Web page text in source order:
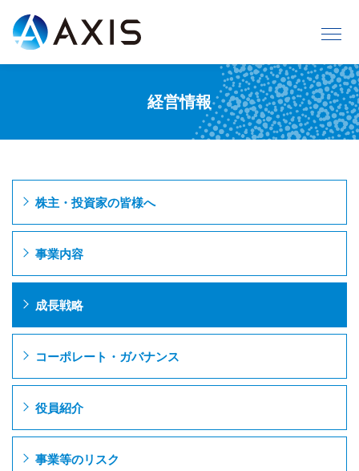
経営情報
株主・投資家の皆様へ
事業内容
成長戦略
コーポレート・ガバナンス
役員紹介
事業等のリスク